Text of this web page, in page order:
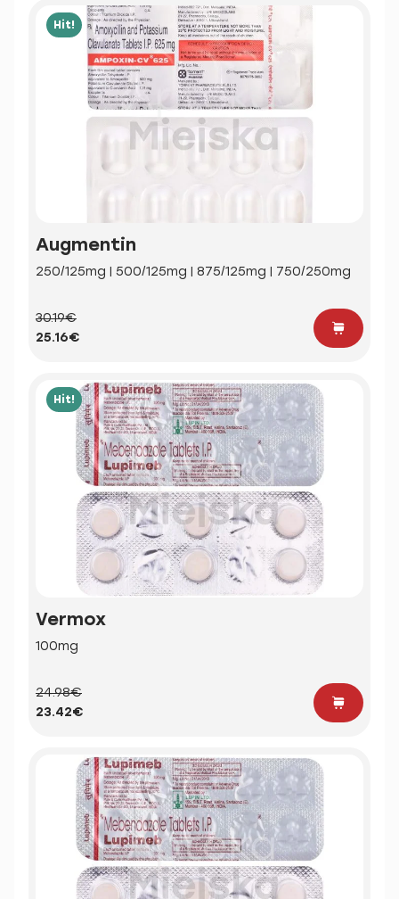
Hit!
Augmentin
250/125mg | 500/125mg | 875/125mg | 750/250mg
30.19€
25.16€
Hit!
Vermox
100mg
24.98€
23.42€